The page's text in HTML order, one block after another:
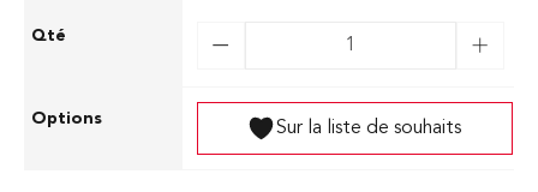
Sur la liste de souhaits